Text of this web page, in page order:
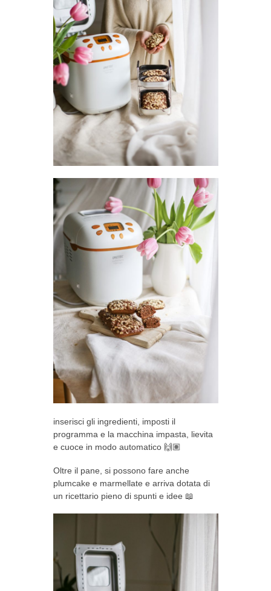
inserisci gli ingredienti, imposti il
programma e la macchina impasta, lievita
e cuoce in modo automatico 🙌🏽
Oltre il pane, si possono fare anche
plumcake e marmellate e arriva dotata di
un ricettario pieno di spunti e idee 📖